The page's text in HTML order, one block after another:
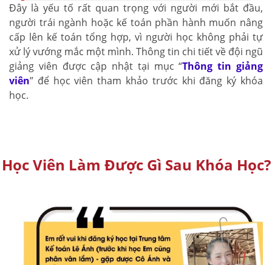
Đây là yếu tố rất quan trọng với người mới bắt đầu,
người trái ngành hoặc kế toán phần hành muốn nâng
cấp lên kế toán tổng hợp, vì người học không phải tự
xử lý vướng mắc một mình. Thông tin chi tiết về đội ngũ
giảng viên được cập nhật tại mục “Thông tin giảng
viên” để học viên tham khảo trước khi đăng ký khóa
học.
Học Viên Làm Được Gì Sau Khóa Học?